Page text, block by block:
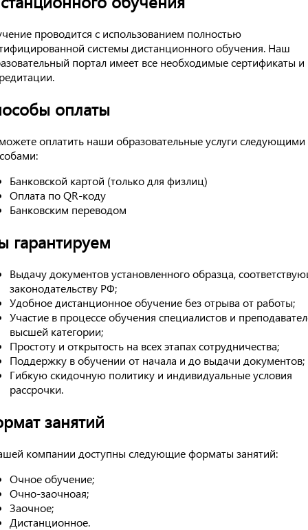
проводится с использованием полностью
системы дистанционного обучения. Наш
портал имеет все необходимые сертификаты и
оплаты
оплатить наши образовательные услуги следующими
Банковской картой (только для физлиц)
Оплата по QR-коду
Банковским переводом
гарантируем
Выдачу документов установленного образца,
законодательству РФ;
Удобное дистанционное обучение без отрыва от работы;
Участие в процессе обучения специалистов и
высшей категории;
Простоту и открытость на всех этапах сотрудничества;
Поддержку в обучении от начала и до выдачи документов;
Гибкую скидочную политику и индивидуальные условия
рассрочки.
занятий
компании доступны следующие форматы занятий:
Очное обучение;
Очно-заочноая;
Заочное;
Дистанционное.